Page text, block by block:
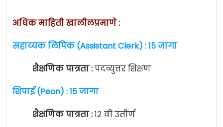
अधिक माहिती खालीलप्रमाणे :
सहाय्यक लिपिक (Assistant Clerk) : १५ जागा
शैक्षणिक पात्रता :पदव्युत्तर शिक्षण
शिपाई (Peon) : १५ जागा
शैक्षणिक पात्रता :१२ वी उतींर्ण